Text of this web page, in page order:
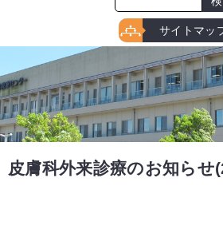
サイトマッ
皮膚科外来診療のお知らせ